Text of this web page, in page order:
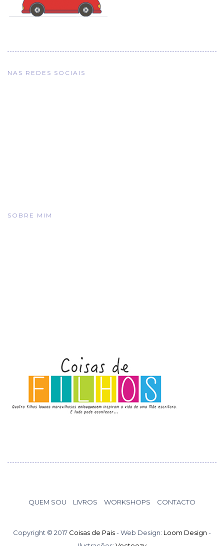
NAS REDES SOCIAIS
SOBRE MIM
QUEM SOU LIVROS WORKSHOPS CONTACTO
Copyright © 2017 Coisas de Pais- Web Design: Loom Design -